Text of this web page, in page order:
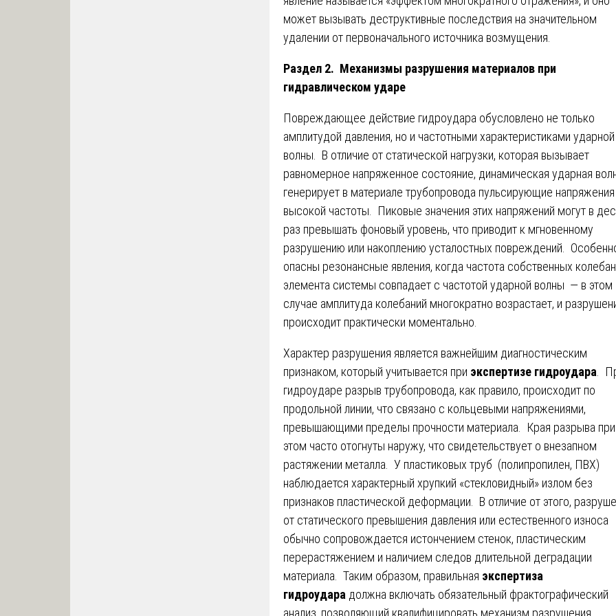
может вызывать деструктивные последствия на значительном
удалении от первоначального источника возмущения.
Раздел 2. Механизмы разрушения материалов при
гидравлическом ударе
Повреждающее действие гидроудара обусловлено не только
амплитудой давления, но и частотными характеристиками ударной
волны. В отличие от статической нагрузки, которая вызывает
равномерное напряженное состояние, динамическая ударная
генерирует в материале трубопровода пульсирующие напряжения
высокой частоты. Пиковые значения этих напряжений могут в
раз превышать фоновый уровень, что приводит к мгновенному
разрушению или накоплению усталостных повреждений.
опасны резонансные явления, когда частота собственных
элемента системы совпадает с частотой ударной волны — в этом
случае амплитуда колебаний многократно возрастает, и
происходит практически моментально.
Характер разрушения является важнейшим диагностическим
признаком, который учитывается при экспертизе гидроудара .
гидроударе разрыв трубопровода, как правило, происходит по
продольной линии, что связано с кольцевыми напряжениями,
превышающими пределы прочности материала. Края разрыва при
этом часто отогнуты наружу, что свидетельствует о внезапном
растяжении металла. У пластиковых труб (полипропилен, ПВХ)
наблюдается характерный хрупкий «стекловидный» излом без
признаков пластической деформации. В отличие от этого,
от статического превышения давления или естественного износа
обычно сопровождается истончением стенок, пластическим
перерастяжением и наличием следов длительной деградации
материала. Таким образом, правильная экспертиза
гидроудара должна включать обязательный фрактографический
анализ, позволяющий квалифицировать механизм разрушения.